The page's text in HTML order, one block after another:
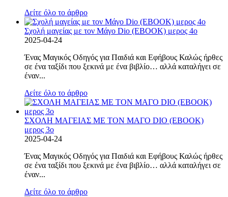
Δείτε όλο το άρθρο
Σχολή μαγείας με τον Μάγο Dio (EBOOK) μερος 4ο
2025-04-24
Ένας Μαγικός Οδηγός για Παιδιά και Εφήβους Καλώς ήρθες
σε ένα ταξίδι που ξεκινά με ένα βιβλίο… αλλά καταλήγει σε
έναν...
Δείτε όλο το άρθρο
ΣΧΟΛΗ ΜΑΓΕΙΑΣ ΜΕ ΤΟΝ ΜΑΓΟ DIO (EBOOK)
μερος 3ο
2025-04-24
Ένας Μαγικός Οδηγός για Παιδιά και Εφήβους Καλώς ήρθες
σε ένα ταξίδι που ξεκινά με ένα βιβλίο… αλλά καταλήγει σε
έναν...
Δείτε όλο το άρθρο